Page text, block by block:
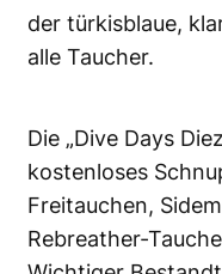
der türkisblaue,
alle Taucher.
Die „Dive Days
kostenloses
Freitauchen,
Rebreather-